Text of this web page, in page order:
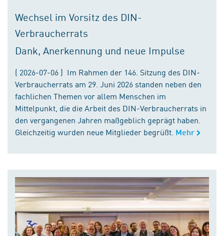
Wechsel im Vorsitz des DIN-
Verbraucherrats
Dank, Anerkennung und neue Impulse
( 2026-07-06 ) Im Rahmen der 146. Sitzung des DIN-
Verbraucherrats am 29. Juni 2026 standen neben den
fachlichen Themen vor allem Menschen im
Mittelpunkt, die die Arbeit des DIN-Verbraucherrats in
den vergangenen Jahren maßgeblich geprägt haben.
Gleichzeitig wurden neue Mitglieder begrüßt. Mehr